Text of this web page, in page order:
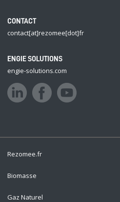
CONTACT
contact[at]rezomee[dot]fr
ENGIE SOLUTIONS
engie-solutions.com
Rezomee.fr
Biomasse
Gaz Naturel